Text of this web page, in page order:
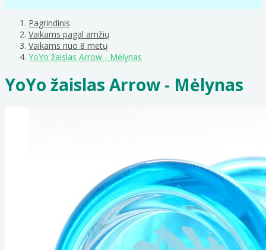
Pagrindinis
Vaikams pagal amžių
Vaikams nuo 8 metų
YoYo žaislas Arrow - Mėlynas
YoYo žaislas Arrow - Mėlynas